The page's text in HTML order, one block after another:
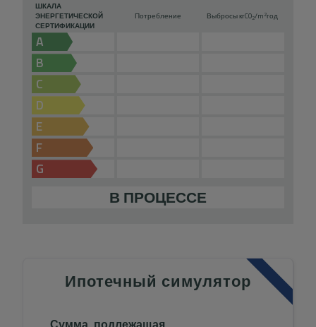
ШКАЛА
ЭНЕРГЕТИЧЕСКОЙ
СЕРТИФИКАЦИИ
Потребление Выбросы кгCO2/m2год
A
B
C
D
E
F
G
В ПРОЦЕССЕ
Ипотечный симулятор